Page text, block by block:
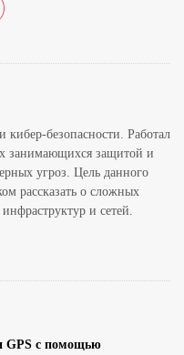
кибер-безопасности. Работал
занимающихся защитой и
угроз. Цель данного
рассказать о сложных
и сетей.
GPS с помощью